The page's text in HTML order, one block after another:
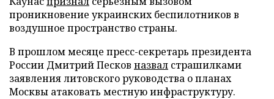
проникновение украинских беспилотников в
воздушное пространство страны.
В прошлом месяце пресс-секретарь президента
России Дмитрий Песков назвал страшилками
заявления литовского руководства о планах
Москвы атаковать местную инфраструктуру.